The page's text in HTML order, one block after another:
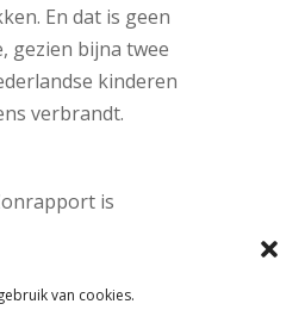
van cookies.
En dat is geen
gezien bijna twee
kinderen
verbrandt.
is
UV-Fashions is